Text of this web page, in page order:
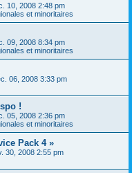
10, 2008 2:48 pm
et minoritaires
09, 2008 8:34 pm
et minoritaires
06, 2008 3:33 pm
!
05, 2008 2:36 pm
et minoritaires
Pack 4 »
30, 2008 2:55 pm